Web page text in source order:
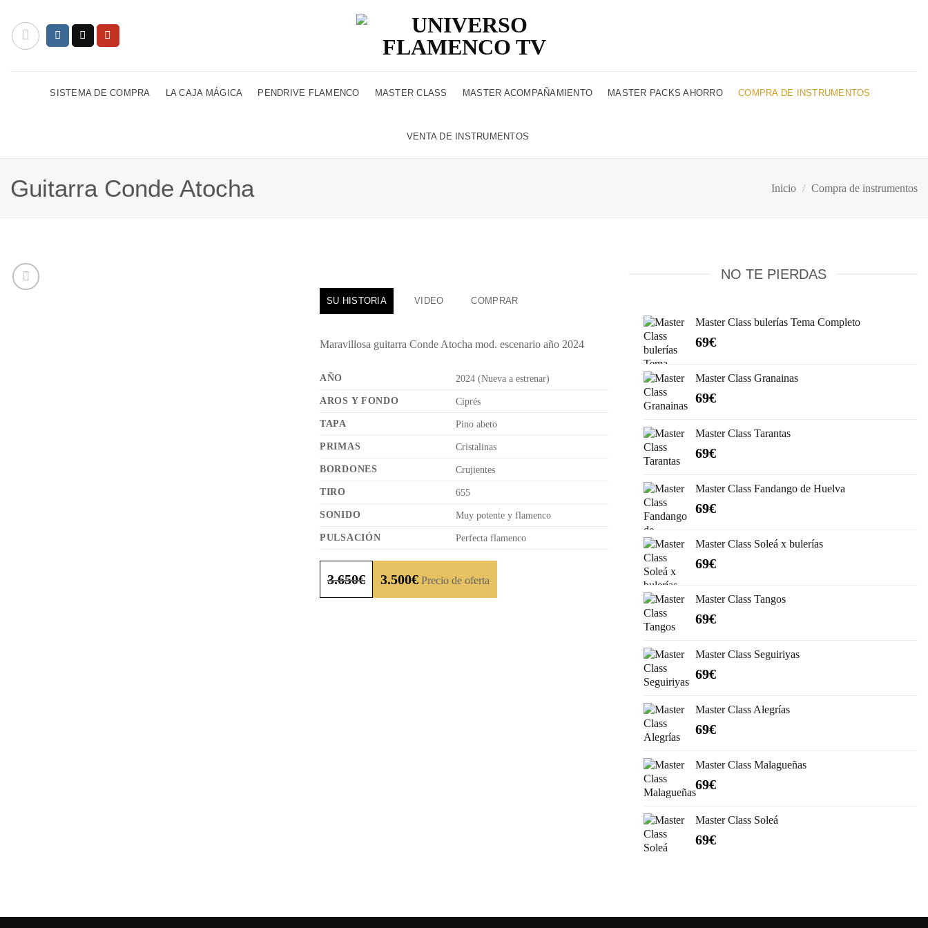
contenido
SISTEMA DE COMPRA LA CAJA MÁGICA PENDRIVE FLAMENCO MASTER CLASS MASTER ACOMPAÑAMIENTO MASTER PACKS AHORRO COMPRA DE INSTRUMENTOS
VENTA DE INSTRUMENTOS
Guitarra Conde Atocha Inicio / Compra de instrumentos
SU HISTORIA VIDEO COMPRAR
Maravillosa guitarra Conde Atocha mod. escenario año 2024
AÑO
2024 (Nueva a estrenar)
AROS Y FONDO
Ciprés
TAPA
Pino abeto
PRIMAS
Cristalinas
BORDONES
Crujientes
TIRO
655
SONIDO
Muy potente y flamenco
PULSACIÓN
Perfecta flamenco
3.650€ 3.500€ Precio de oferta
NO TE PIERDAS
Master Class bulerías Tema Completo
69€
Master Class Granainas
69€
Master Class Tarantas
69€
Master Class Fandango de Huelva
69€
Master Class Soleá x bulerías
69€
Master Class Tangos
69€
Master Class Seguiriyas
69€
Master Class Alegrías
69€
Master Class Malagueñas
69€
Master Class Soleá
69€